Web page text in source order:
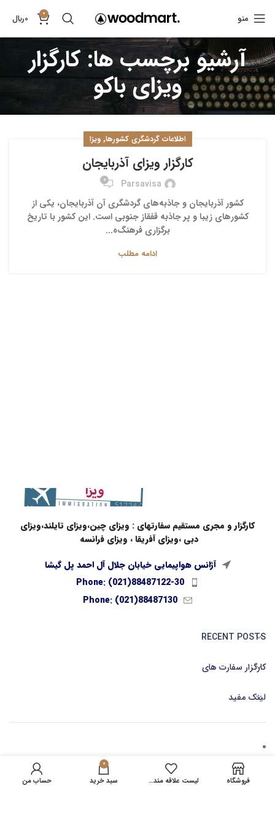
منو 0
0﷼
آرشیو برچسب ها: کارگزار
ویزای باکو
اطلاعات گردشگری کشورها,ویزا
کارگزار ویزای آذربایجان
Parsavisa
0
کشور آذربایجان و جاذبه‌های گردشگری آن آذربایجان، یکی از
کشورهای زیبا و پر جاذبه قفقاز جنوبی است. این کشور با تاریخ
برگزاری فرهنگ‌ه...
ادامه مطلب
کارگزار و مجری مستقیم سفارتهای : ویزای چین،ویزای تایلند،ویزای
دبی ،ویزای آفریقا ، ویزای فرانسه
آژانس هواپیمایی خیابان جلال آل احمد پل گیشا
Phone: (021)88487122-30
Phone: (021)88487130
RECENT POSTS
کارگزار سفارت های
لینک مفید
کارگزاری صدور بلیط آنلاین
فروشگاه لیست علاقه مندی ها
0
سبد خرید حساب من